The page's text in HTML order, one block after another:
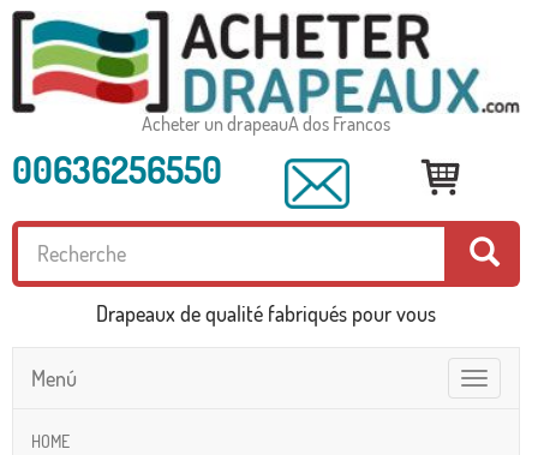
Acheter un drapeauA dos Francos
00636256550
Drapeaux de qualité fabriqués pour vous
Toggle
navigation
Menú
HOME